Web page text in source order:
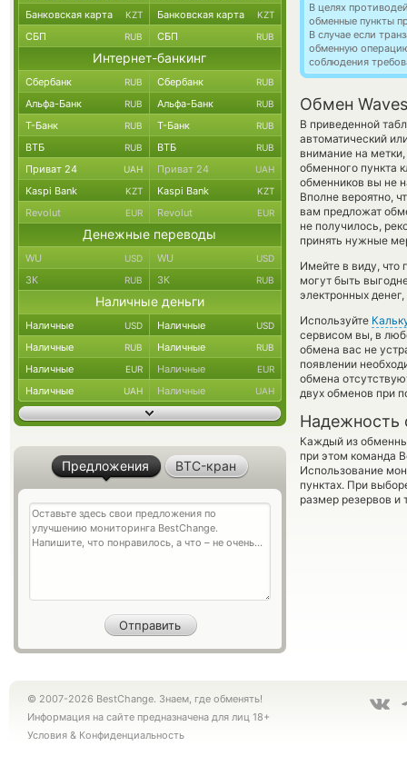
В целях
обменные пункты
В случае если
обменную
соблюдения
Обмен
В приведенной
автоматический
внимание на
обменного пункта
обменников вы не
Вполне вероятно,
вам предложат
не получилось,
принять нужные
Имейте в виду, что
могут быть
электронных
Используйте
сервисом вы, в
обмена вас не
появлении
обмена
двух обменов при
Надежность
Каждый из
при этом команда
Использование
пунктах. При
размер резервов и
Банковская карта KZT Банковская карта KZT
СБП RUB СБП RUB
Интернет-банкинг
Сбербанк RUB Сбербанк RUB
Альфа-Банк RUB Альфа-Банк RUB
Т-Банк RUB Т-Банк RUB
ВТБ RUB ВТБ RUB
Приват 24 UAH Приват 24 UAH
Kaspi Bank KZT Kaspi Bank KZT
Revolut EUR Revolut EUR
Денежные переводы
WU USD WU USD
ЗК RUB ЗК RUB
Наличные деньги
Наличные USD Наличные USD
Наличные RUB Наличные RUB
Наличные EUR Наличные EUR
Наличные UAH Наличные UAH
Предложения BTC-кран
© 2007-2026 BestChange. Знаем, где обменять!
Информация на сайте предназначена для лиц 18+
Условия & Конфиденциальность